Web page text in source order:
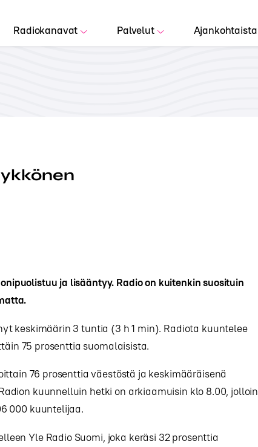
Radiokanavat Palvelut Ajankohtaista
ja lisääntyy. Radio on kuitenkin suosituin
keskimäärin 3 tuntia (3 h 1 min). Radiota kuuntelee
75 prosenttia suomalaisista.
76 prosenttia väestöstä ja keskimääräisenä
kuunnelluin hetki on arkiaamuisin klo 8.00, jolloin
000 kuuntelijaa.
Yle Radio Suomi, joka keräsi 32 prosenttia